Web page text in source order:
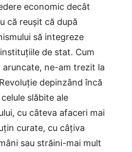
economic decât
că reușit că după
să integreze
de stat. Cum
aruncate, ne-am trezit la
depinzând încă
slăbite ale
cu câteva afaceri mai
curate, cu câțiva
sau străini-mai mult